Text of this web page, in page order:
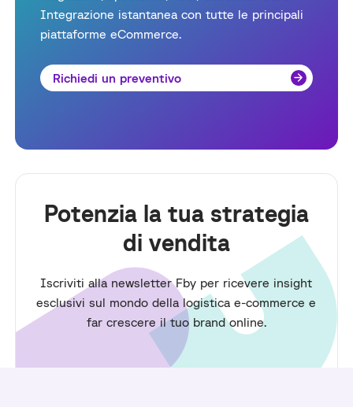
Integrazione istantanea con tutte le principali
piattaforme eCommerce.
Richiedi un preventivo
Potenzia la tua strategia
di vendita
Iscriviti alla newsletter Fby per ricevere insight
esclusivi sul mondo della logistica e-commerce e
far crescere il tuo brand online.